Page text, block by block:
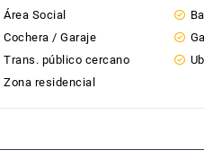
Área Social
Cochera / Garaje
Trans. público cercano
Zona residencial